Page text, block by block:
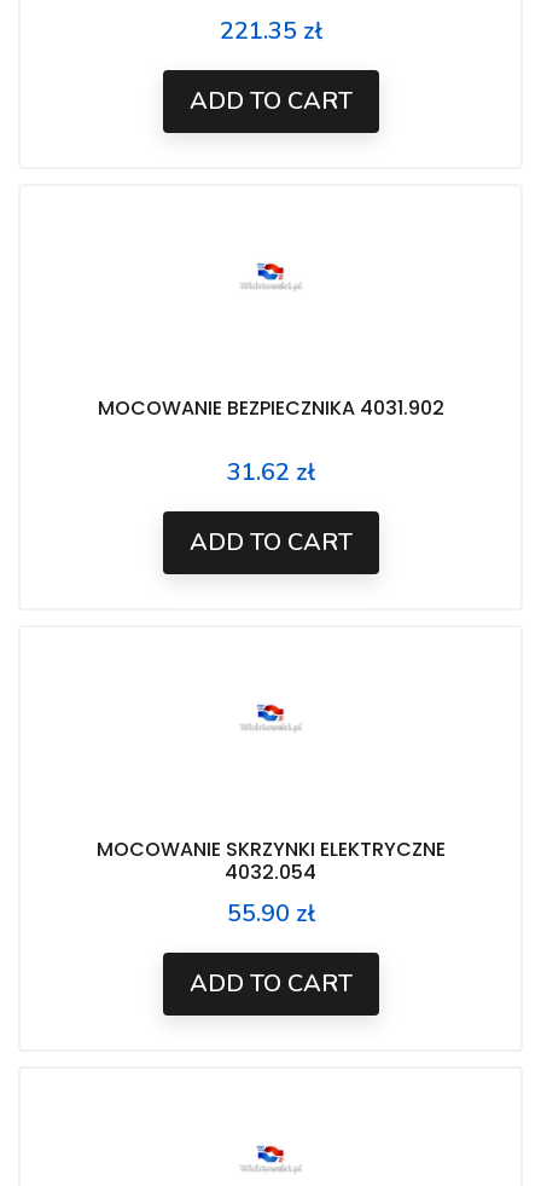
Price
221.35 zł
ADD TO CART
MOCOWANIE BEZPIECZNIKA 4031.902
Price
31.62 zł
ADD TO CART
MOCOWANIE SKRZYNKI ELEKTRYCZNE
4032.054
Price
55.90 zł
ADD TO CART